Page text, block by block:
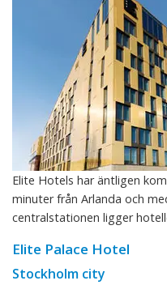
Elite Hotels har äntligen
minuter från Arlanda och
centralstationen ligger
Elite Palace Hotel
Stockholm city